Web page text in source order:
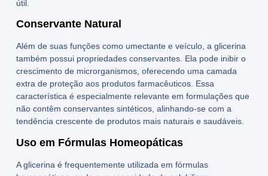
útil.
Conservante Natural
Além de suas funções como umectante e veículo, a glicerina
também possui propriedades conservantes. Ela pode inibir o
crescimento de microrganismos, oferecendo uma camada
extra de proteção aos produtos farmacêuticos. Essa
característica é especialmente relevante em formulações que
não contêm conservantes sintéticos, alinhando-se com a
tendência crescente de produtos mais naturais e saudáveis.
Uso em Fórmulas Homeopáticas
Aglicerina é frequentemente utilizada em fórmulas